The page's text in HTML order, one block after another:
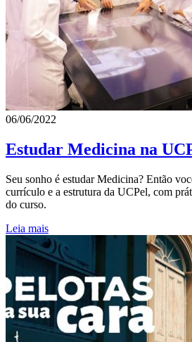
06/06/2022
Estudar Medicina na
Seu sonho é estudar Medicina? Então
currículo e a estrutura da UCPel, com
do curso.
Leia mais